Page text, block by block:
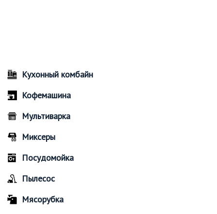
Кухонный комбайн
Кофемашина
Мультиварка
Миксеры
Посудомойка
Пылесос
Мясорубка